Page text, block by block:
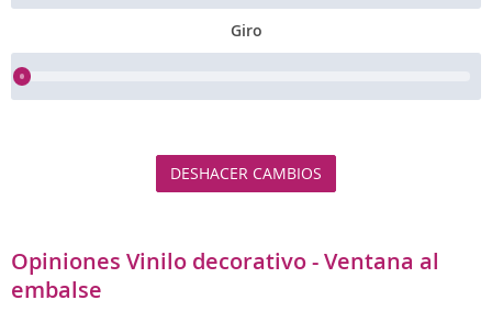
Giro
DESHACER CAMBIOS
Opiniones Vinilo decorativo - Ventana al
embalse